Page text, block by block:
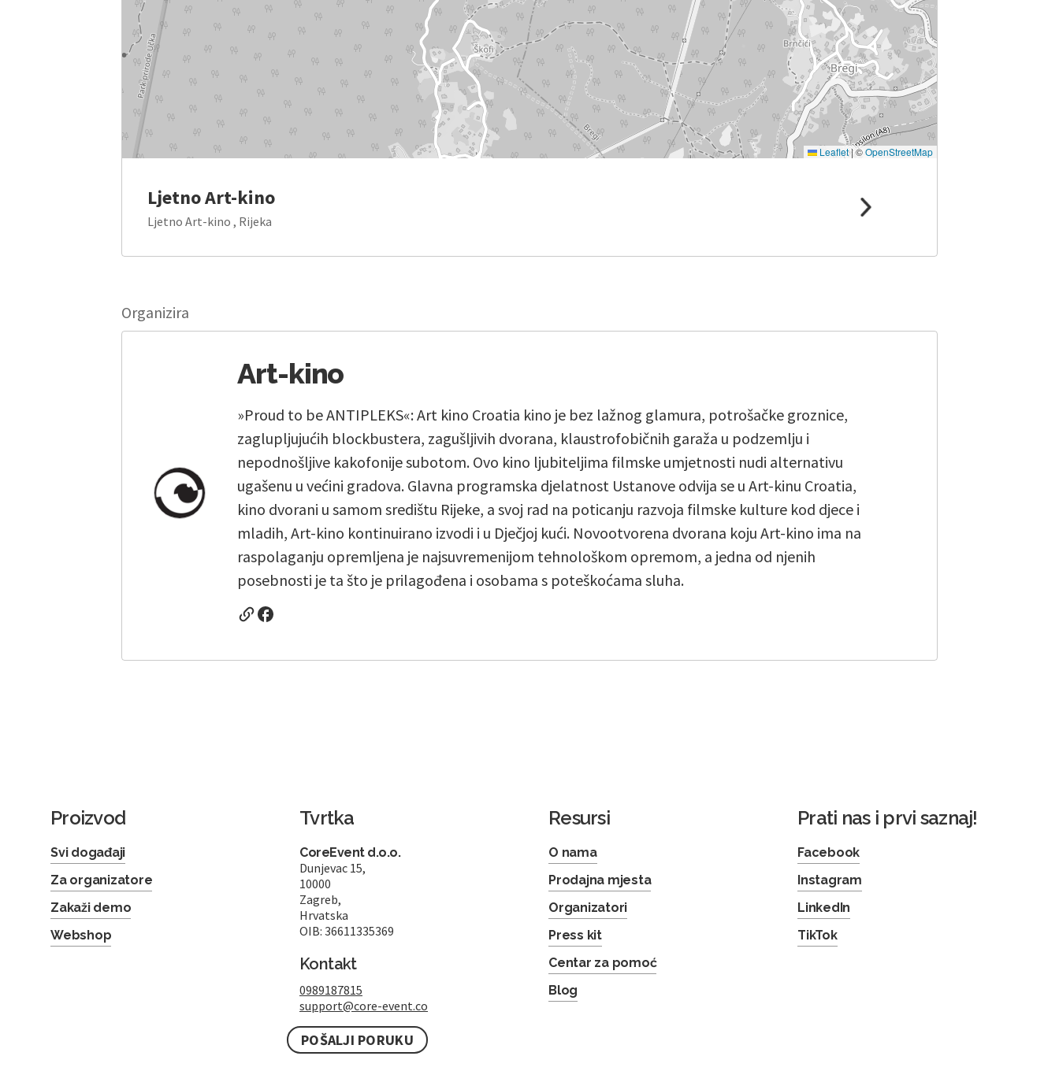
Leaflet|©OpenStreetMap
Ljetno Art-kino
Ljetno Art-kino , Rijeka
Organizira
Art-kino
»Proud to be ANTIPLEKS«: Art kino Croatia kino je bez lažnog glamura, potrošačke groznice,
zaglupljujućih blockbustera, zagušljivih dvorana, klaustrofobičnih garaža u podzemlju i
nepodnošljive kakofonije subotom. Ovo kino ljubiteljima filmske umjetnosti nudi alternativu
ugašenu u većini gradova. Glavna programska djelatnost Ustanove odvija se u Art-kinu Croatia,
kino dvorani u samom središtu Rijeke, a svoj rad na poticanju razvoja filmske kulture kod djece i
mladih, Art-kino kontinuirano izvodi i u Dječjoj kući. Novootvorena dvorana koju Art-kino ima na
raspolaganju opremljena je najsuvremenijom tehnološkom opremom, a jedna od njenih
posebnosti je ta što je prilagođena i osobama s poteškoćama sluha.
Proizvod
Svi događaji
Za organizatore
Zakaži demo
Webshop
Tvrtka
CoreEvent d.o.o.
Dunjevac 15,
10000
Zagreb,
Hrvatska
OIB: 36611335369
Kontakt
0989187815
support@core-event.co
POŠALJI PORUKU
Resursi
O nama
Prodajna mjesta
Organizatori
Press kit
Centar za pomoć
Blog
Prati nas i prvi saznaj!
Facebook
Instagram
LinkedIn
TikTok